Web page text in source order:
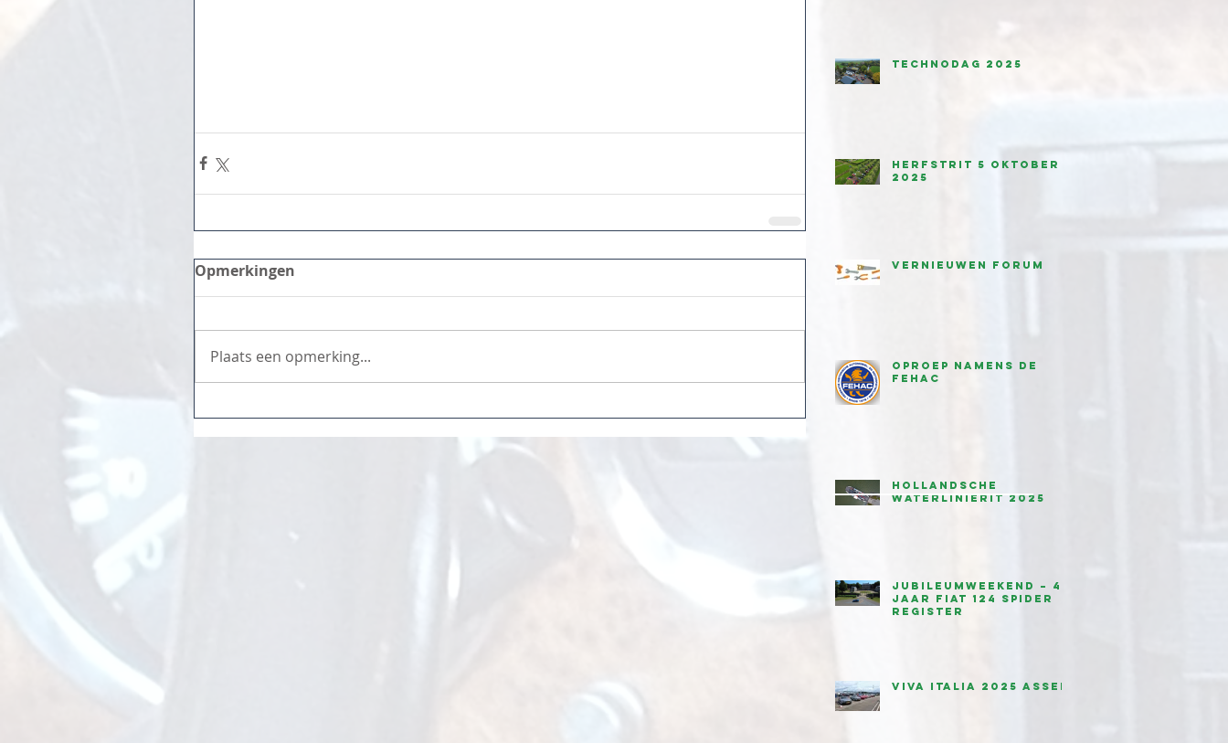
Technodag 2025
Herfstrit 5 oktober
2025
Vernieuwen forum
Oproep namens de
FEHAC
Hollandsche
waterlinierit 2025
Jubileumweekend – 45
jaar Fiat 124 Spider
Register
Viva Italia 2025 Assen
Opmerkingen
Plaats een opmerking...